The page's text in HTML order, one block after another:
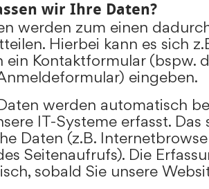
wir Ihre Daten?
werden zum einen
Hierbei kann es sich
ein Kontaktformular (bspw.
eingeben.
werden automatisch
IT-Systeme erfasst. Das
Daten (z.B.
Seitenaufrufs). Die
sobald Sie unsere